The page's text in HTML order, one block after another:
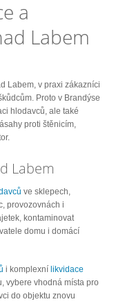
a
Labem
Labem, v praxi zákazníci
Proto v Brandýse
hlodavců, ale také
proti štěnicím,
Labem
ve sklepech,
provozovnách i
kontaminovat
domu i domácí
i komplexní likvidace
vybere vhodná místa pro
do objektu znovu